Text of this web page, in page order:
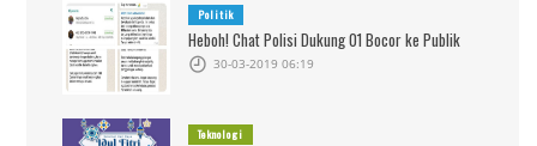
Politik
Heboh! Chat Polisi Dukung 01 Bocor ke Publik
30-03-2019 06:19
Teknologi